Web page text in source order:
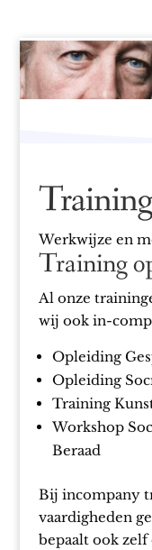
Werkwijze en
Training
Al onze
wij ook in-
Opleiding
Opleiding
Training
Workshop
Beraad
Bij incompany
vaardigheden
bepaalt ook